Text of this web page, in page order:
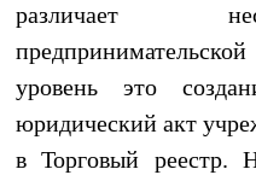
различает
уровень это
юридический акт
в Торговый реестр.